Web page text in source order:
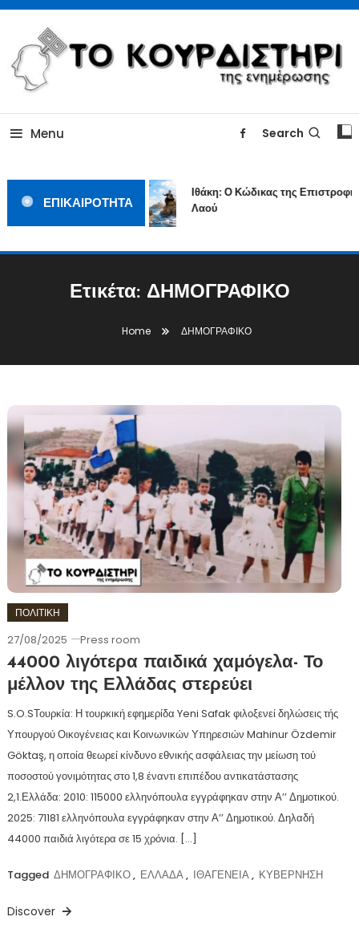
Skip
Content
TOKOURDISTIRI.GR
Menu Search
ΕΠΙΚΑΙΡΟΤΗΤΑ
Ιθάκη: Ο Κώδικας της Επιστροφής
Λαού
Ετικέτα: ΔΗΜΟΓΡΑΦΙΚΟ
Home ΔΗΜΟΓΡΑΦΙΚΟ
ΠΟΛΙΤΙΚΗ
27/08/2025 Press room
44000 λιγότερα παιδικά χαμόγελα- Το
μέλλον της Ελλάδας στερεύει
S.O.SΤουρκία: Η τουρκική εφημερίδα Yeni Safak φιλοξενεί δηλώσεις τής
Υπουργού Οικογένειας και Κοινωνικών Υπηρεσιών Mahinur Özdemir
Göktaş, η οποία θεωρεί κίνδυνο εθνικής ασφάλειας την μείωση τού
ποσοστού γονιμότητας στο 1,8 έναντι επιπέδου αντικατάστασης
2,1.Ελλάδα: 2010: 115000 ελληνόπουλα εγγράφηκαν στην Α’’ Δημοτικού.
2025: 71181 ελληνόπουλα εγγράφηκαν στην Α’’ Δημοτικού. Δηλαδή
44000 παιδιά λιγότερα σε 15 χρόνια. […]
Tagged ΔΗΜΟΓΡΑΦΙΚΟ, ΕΛΛΑΔΑ, ΙΘΑΓΕΝΕΙΑ, ΚΥΒΕΡΝΗΣΗ
Discover